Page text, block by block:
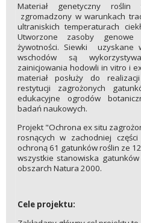
Materiał genetyczny
zgromadzony w warunkach
ultraniskich temperaturach
Utworzone zasoby
żywotności. Siewki uzyskane
wschodów są
zainicjowania hodowli in vitro i
materiał posłuży do
restytucji zagrożonych
edukacyjne ogrodów
badań naukowych.
Projekt "Ochrona ex situ
rosnących w zachodniej
ochroną 61 gatunków roślin ze
wszystkie stanowiska
obszarch Natura 2000.
Cele projektu: